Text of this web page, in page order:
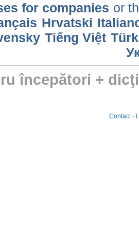
for companies or
Hrvatski
Tiếng Việt
începători +
Contact-